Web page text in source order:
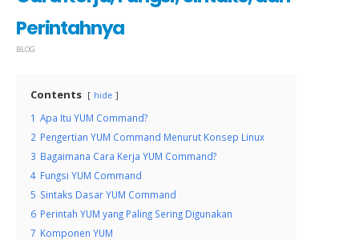
Perintahnya
BLOG
Contents hide
1 Apa Itu YUM Command?
2 Pengertian YUM Command Menurut Konsep Linux
3 Bagaimana Cara Kerja YUM Command?
4 Fungsi YUM Command
5 Sintaks Dasar YUM Command
6 Perintah YUM yang Paling Sering Digunakan
7 Komponen YUM